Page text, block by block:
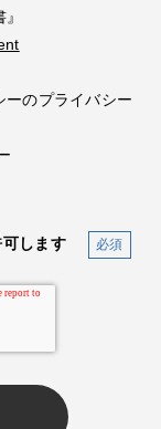
ーのプライバシー
可します